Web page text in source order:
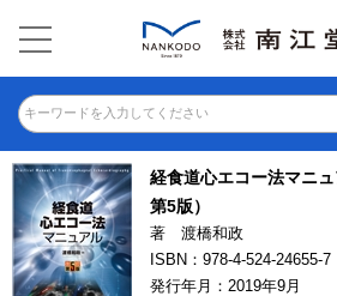
キーワードを入力してください
経食道心エコー法マニ
第5版）
著 渡橋和政
ISBN：978-4-524-24655-7
発行年月：2019年9月